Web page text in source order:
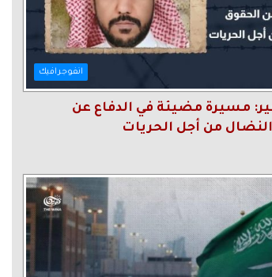
انفوجرافيك
مسيرة مضيئة في الدفاع عن
من أجل الحريات